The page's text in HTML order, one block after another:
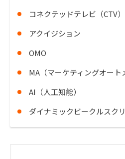
コネクテッドテレビ（CTV）
アクイジション
OMO
MA（マーケティングオート
AI（人工知能）
ダイナミックビークルスク